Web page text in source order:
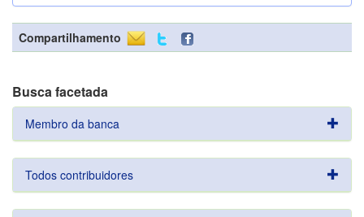
Compartilhamento
Busca facetada
Membro da banca
Todos contribuidores